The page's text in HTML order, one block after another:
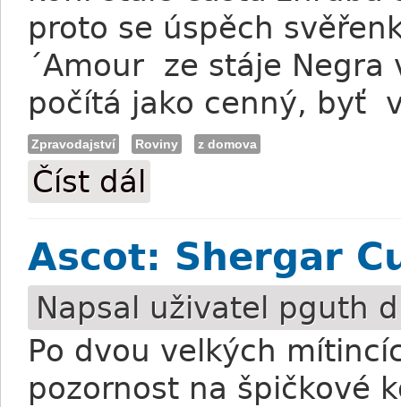
proto se úspěch
´Amour ze stáje
počítá jako cenný, byť
Zpravodajství Roviny z domova
Číst dál
Ascot: Shergar
Napsal uživatel pguth
Po dvou velkých
pozornost na špičkové